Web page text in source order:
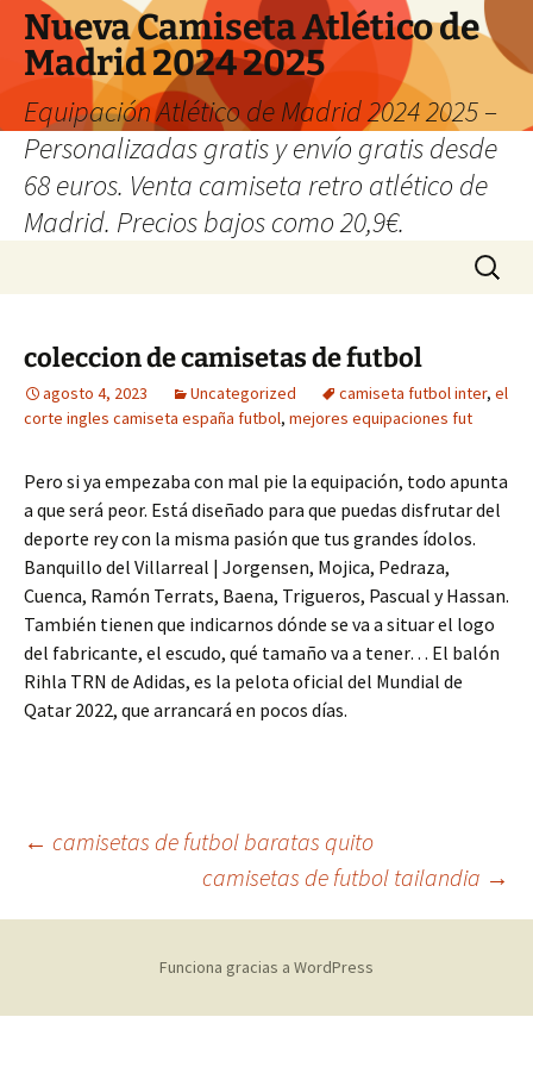
Nueva Camiseta Atlético de
Madrid 2024 2025
Equipación Atlético de Madrid 2024 2025 –
Personalizadas gratis y envío gratis desde
68 euros. Venta camiseta retro atlético de
Madrid. Precios bajos como 20,9€.
Buscar:
coleccion de camisetas de futbol
agosto 4, 2023 Uncategorized camiseta futbol inter, el
corte ingles camiseta españa futbol, mejores equipaciones fut
Pero si ya empezaba con mal pie la equipación, todo apunta
a que será peor. Está diseñado para que puedas disfrutar del
deporte rey con la misma pasión que tus grandes ídolos.
Banquillo del Villarreal | Jorgensen, Mojica, Pedraza,
Cuenca, Ramón Terrats, Baena, Trigueros, Pascual y Hassan.
También tienen que indicarnos dónde se va a situar el logo
del fabricante, el escudo, qué tamaño va a tener… El balón
Rihla TRN de Adidas, es la pelota oficial del Mundial de
Qatar 2022, que arrancará en pocos días.
Navegación
de
entradas
← camisetas de futbol baratas quito
camisetas de futbol tailandia →
Funciona gracias a WordPress